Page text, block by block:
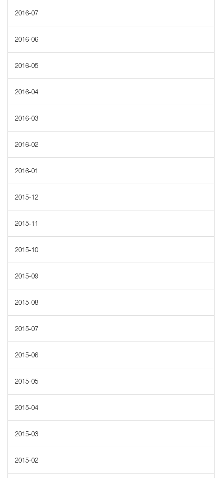
2016-07
2016-06
2016-05
2016-04
2016-03
2016-02
2016-01
2015-12
2015-11
2015-10
2015-09
2015-08
2015-07
2015-06
2015-05
2015-04
2015-03
2015-02